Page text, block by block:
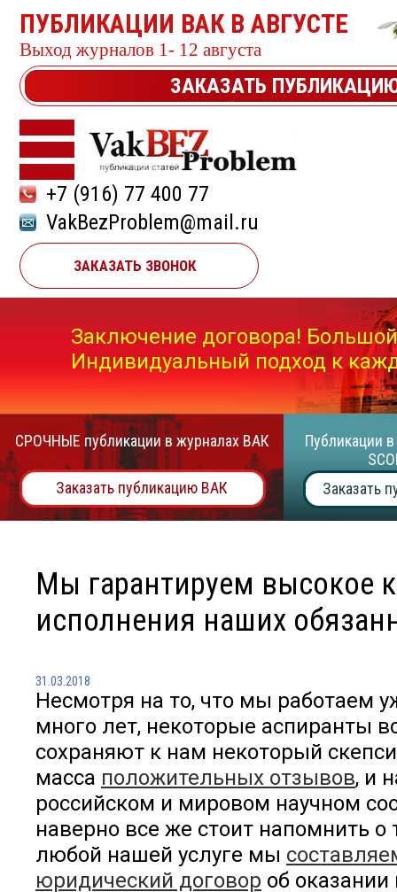
ПУБЛИКАЦИИ ВАК В АВГУСТЕ
Выход журналов 1- 12 августа
ЗАКАЗАТЬ
+7 (916) 77 400 77
VakBezProblem@mail.ru
ЗАКАЗАТЬ ЗВОНОК
Заключение договора!
Индивидуальный подход к
СРОЧНЫЕ публикации в журналах ВАК
Заказать публикацию ВАК
Публикации
Заказать
Мы гарантируем высокое
исполнения наших
31.03.2018
Несмотря на то, что мы работаем
много лет, некоторые аспиранты
сохраняют к нам некоторый
масса положительных отзывов, и
российском и мировом научном
наверно все же стоит напомнить о
любой нашей услуге мы
юридический договор об